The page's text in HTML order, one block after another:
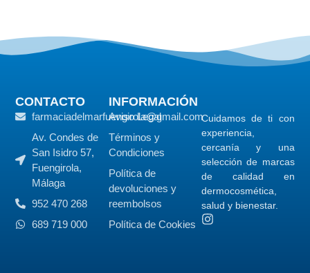
Cuidamos de ti con
experiencia,
cercanía y una
selección de marcas
de calidad en
dermocosmética,
salud y bienestar.
CONTACTO
farmaciadelmarfuengirola@gmail.com
Av. Condes de
San Isidro 57,
Fuengirola,
Málaga
952 470 268
689 719 000
INFORMACIÓN
Aviso Legal
Términos y
Condiciones
Política de
devoluciones y
reembolsos
Política de Cookies